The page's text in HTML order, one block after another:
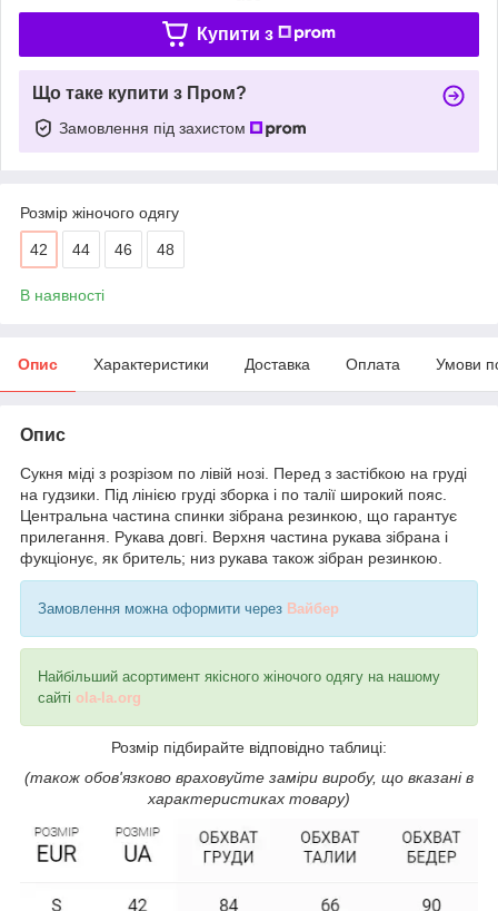
Купити з
Що таке купити з Пром?
Замовлення під захистом
Розмір жіночого одягу
42 44 46 48
В наявності
Опис Характеристики Доставка Оплата Умови
Опис
Сукня міді з розрізом по лівій нозі. Перед з застібкою на груді
на гудзики. Під лінією груді зборка і по талії широкий пояс.
Центральна частина спинки зібрана резинкою, що гарантує
прилегання. Рукава довгі. Верхня частина рукава зібрана і
фукціонує, як бритель; низ рукава також зібран резинкою.
Замовлення можна оформити через Вайбер
Найбільший асортимент якісного жіночого одягу на нашому
сайті ola-la.org
Розмір підбирайте відповідно таблиці:
(також обов'язково враховуйте заміри виробу, що вказані в
характеристиках товару)